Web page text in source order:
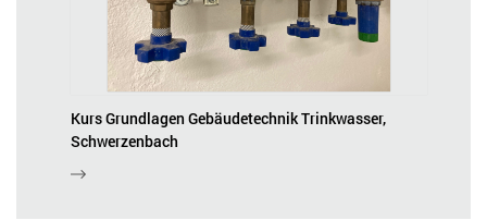
Kurs Grundlagen Gebäudetechnik Trinkwasser,
Schwerzenbach